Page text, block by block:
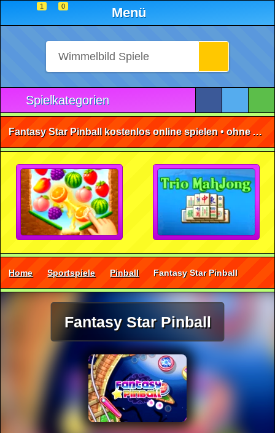
1 0 Menü
Spielkategorien
Fantasy Star Pinball kostenlos online spielen • ohne Anmeldung 🕹️
Home Sportspiele Pinball Fantasy Star Pinball
Fantasy Star Pinball